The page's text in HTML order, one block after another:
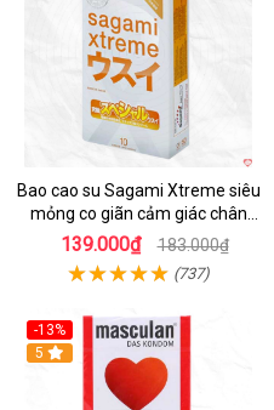
Bao cao su Sagami Xtreme siêu
mỏng co giãn cảm giác chân
thật
139.000₫ 183.000₫
(737)
-13%
5